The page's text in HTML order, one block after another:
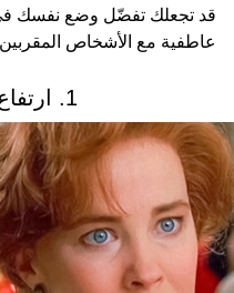
قد تجعلك تفضّل وضع نفسك في
عاطفية مع الأشخاص المقربين
1. ارتفاع ضغط الدم